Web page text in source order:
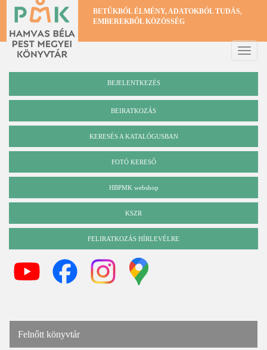
Ugrás
tartalomra
BETŰKBŐL ÉLMÉNY, ADATOKBÓL TUDÁS,
EMBEREKBŐL KÖZÖSSÉG
Toggle
BEJELENTKEZÉS
BEIRATKOZÁS
Katalógus
KERESÉS A KATALÓGUSBAN
FOTÓ KERESŐ
HBPMK webshop
KSZR
FELIRATKOZÁS HÍRLEVÉLRE
Felnőtt könyvtár